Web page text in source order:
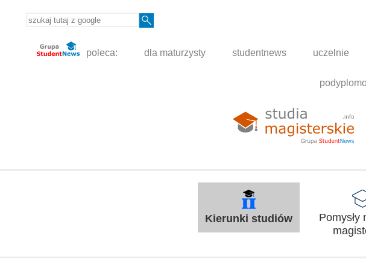
poleca: dla maturzysty studentnews uczelnie
Kierunki studiów
Pomysły